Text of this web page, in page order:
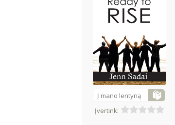
Į mano lentyną
Įvertink: